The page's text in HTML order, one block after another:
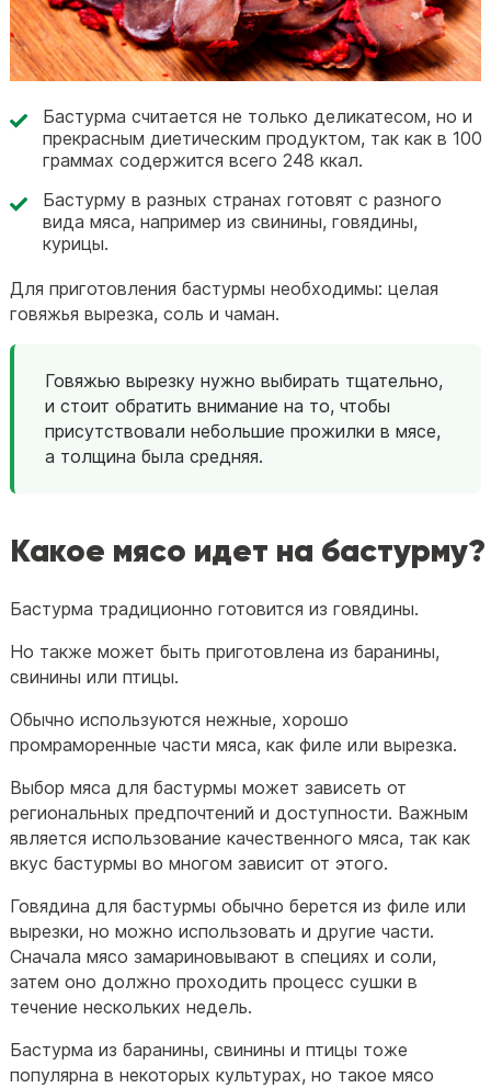
Бастурма считается не только деликатесом, но и
прекрасным диетическим продуктом, так как в 100
граммах содержится всего 248 ккал.
Бастурму в разных странах готовят с разного
вида мяса, например из свинины, говядины,
курицы.
Для приготовления бастурмы необходимы: целая
говяжья вырезка, соль и чаман.
Говяжью вырезку нужно выбирать тщательно,
и стоит обратить внимание на то, чтобы
присутствовали небольшие прожилки в мясе,
а толщина была средняя.
Какое мясо идет на бастурму?
Бастурма традиционно готовится из говядины.
Но также может быть приготовлена из баранины,
свинины или птицы.
Обычно используются нежные, хорошо
промраморенные части мяса, как филе или вырезка.
Выбор мяса для бастурмы может зависеть от
региональных предпочтений и доступности. Важным
является использование качественного мяса, так как
вкус бастурмы во многом зависит от этого.
Говядина для бастурмы обычно берется из филе или
вырезки, но можно использовать и другие части.
Сначала мясо замариновывают в специях и соли,
затем оно должно проходить процесс сушки в
течение нескольких недель.
Бастурма из баранины, свинины и птицы тоже
популярна в некоторых культурах, но такое мясо